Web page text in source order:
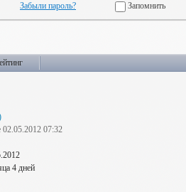
Забыли пароль? Запомнить
02.05.2012 07:32
4 дней